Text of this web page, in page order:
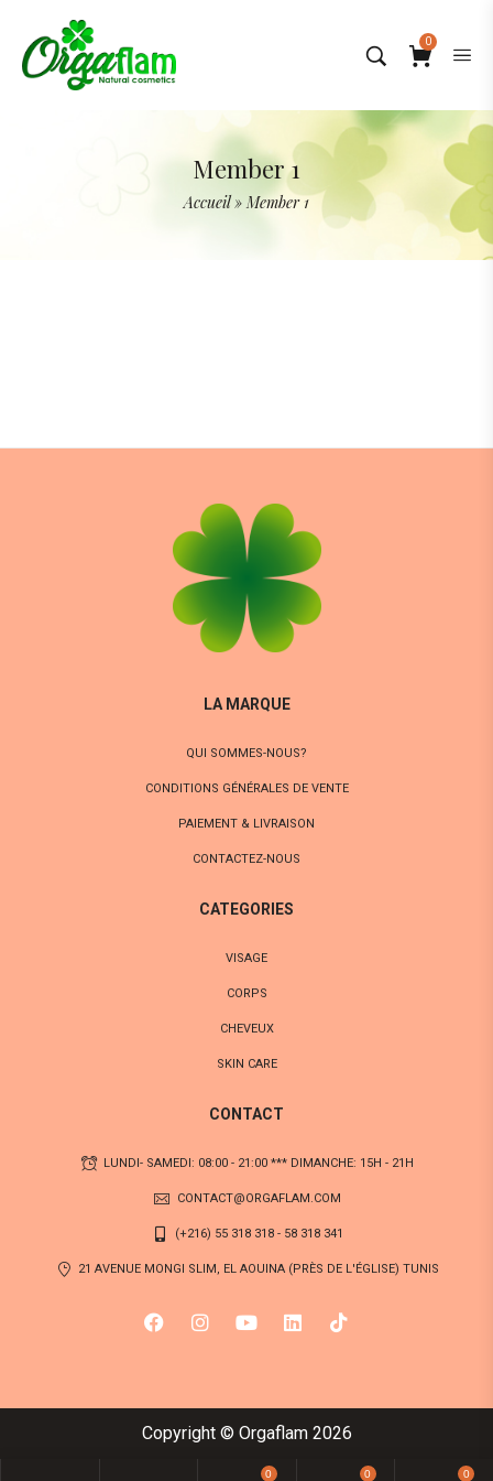
0
Member 1
Accueil»Member 1
LA MARQUE
QUI SOMMES-NOUS?
CONDITIONS GÉNÉRALES DE VENTE
PAIEMENT & LIVRAISON
CONTACTEZ-NOUS
CATEGORIES
VISAGE
CORPS
CHEVEUX
SKIN CARE
CONTACT
LUNDI- SAMEDI: 08:00 - 21:00 *** DIMANCHE: 15H - 21H
CONTACT@ORGAFLAM.COM
(+216) 55 318 318 - 58 318 341
21 AVENUE MONGI SLIM, EL AOUINA (PRÈS DE L'ÉGLISE) TUNIS
Copyright © Orgaflam 2026
0 0 0